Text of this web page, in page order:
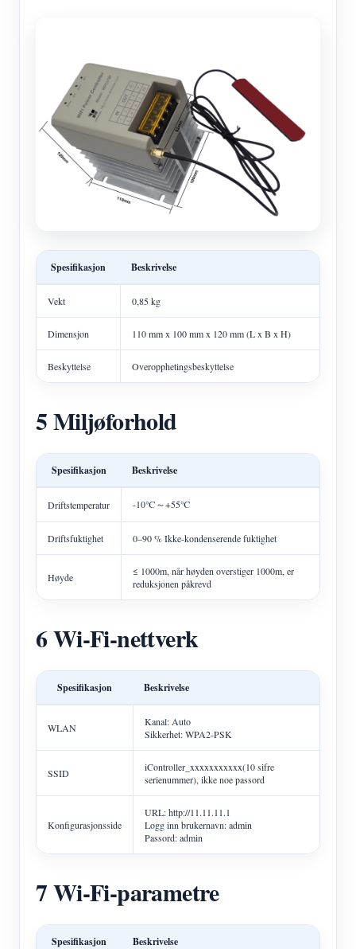
Spesifikasjon Beskrivelse
Vekt 0,85 kg
Dimensjon 110 mm x 100 mm x 120 mm (L x B x H)
Beskyttelse Overopphetingsbeskyttelse
5 Miljøforhold
Spesifikasjon Beskrivelse
Driftstemperatur -10℃～+55℃
Driftsfuktighet 0–90 % Ikke-kondenserende fuktighet
Høyde
≤ 1000m, når høyden overstiger 1000m, er
reduksjonen påkrevd
6 Wi-Fi-nettverk
Spesifikasjon Beskrivelse
WLAN
Kanal: Auto
Sikkerhet: WPA2-PSK
SSID
iController_xxxxxxxxxxx(10 sifre
serienummer), ikke noe passord
Konfigurasjonsside
URL: http://11.11.11.1
Logg inn brukernavn: admin
Passord: admin
7 Wi-Fi-parametre
Spesifikasjon Beskrivelse